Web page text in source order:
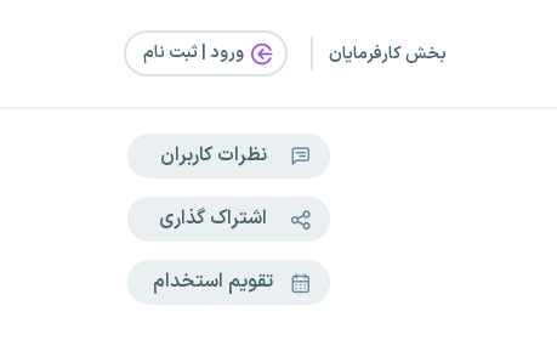
بخش کارفرمایان ورود | ثبت‌ نام
نظرات کاربران
اشتراک گذاری
تقویم استخدام